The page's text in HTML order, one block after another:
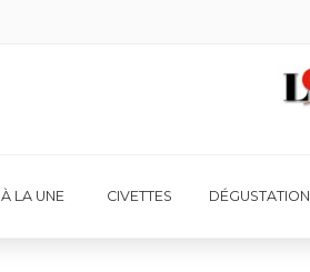
À LA UNE CIVETTES DÉGUSTATION